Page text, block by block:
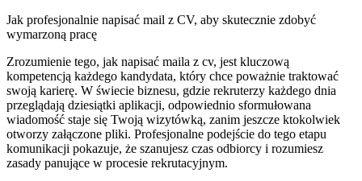
Jak profesjonalnie napisać mail z CV, aby skutecznie zdobyć
wymarzoną pracę
Zrozumienie tego, jak napisać maila z cv, jest kluczową
kompetencją każdego kandydata, który chce poważnie traktować
swoją karierę. W świecie biznesu, gdzie rekruterzy każdego dnia
przeglądają dziesiątki aplikacji, odpowiednio sformułowana
wiadomość staje się Twoją wizytówką, zanim jeszcze ktokolwiek
otworzy załączone pliki. Profesjonalne podejście do tego etapu
komunikacji pokazuje, że szanujesz czas odbiorcy i rozumiesz
zasady panujące w procesie rekrutacyjnym.